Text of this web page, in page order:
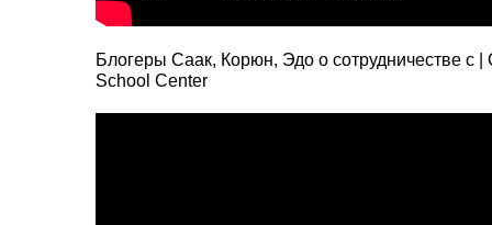
Блогеры Саак, Корюн, Эдо о сотрудничестве с |
School Center